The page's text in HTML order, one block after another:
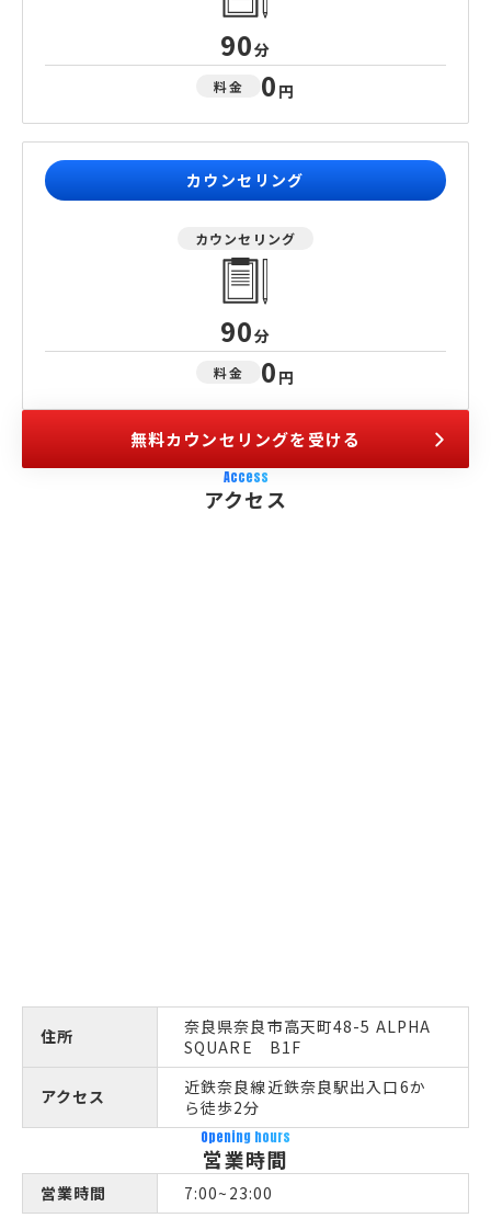
90分
料金 0 円
カウンセリング
カウンセリング
90分
料金 0 円
無料カウンセリングを受ける
Access
アクセス
住所
奈良県奈良市高天町48-5 ALPHA
SQUARE B1F
アクセス
近鉄奈良線近鉄奈良駅出入口6か
ら徒歩2分
Opening hours
営業時間
営業時間 7:00~23:00